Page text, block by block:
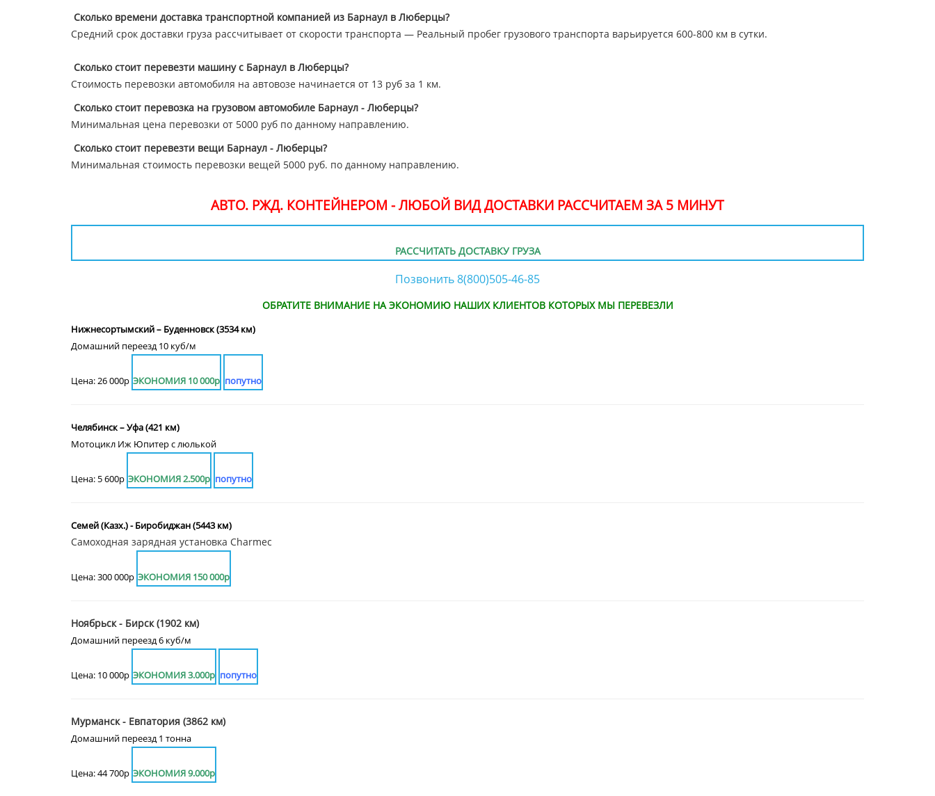
Сколько времени доставка транспортной компанией из Барнаул в Люберцы?
Средний срок доставки груза рассчитывает от скорости транспорта — Реальный пробег грузового транспорта варьируется 600-800 км в сутки.
Сколько стоит перевезти машину с Барнаул в Люберцы?
Стоимость перевозки автомобиля на автовозе начинается от 13 руб за 1 км.
Сколько стоит перевозка на грузовом автомобиле Барнаул - Люберцы?
Минимальная цена перевозки от 5000 руб по данному направлению.
Сколько стоит перевезти вещи Барнаул - Люберцы?
Минимальная стоимость перевозки вещей 5000 руб. по данному направлению.
АВТО. РЖД. КОНТЕЙНЕРОМ - ЛЮБОЙ ВИД ДОСТАВКИ РАССЧИТАЕМ ЗА 5 МИНУТ
РАССЧИТАТЬ ДОСТАВКУ ГРУЗА
Позвонить 8(800)505-46-85
ОБРАТИТЕ ВНИМАНИЕ НА ЭКОНОМИЮ НАШИХ КЛИЕНТОВ КОТОРЫХ МЫ ПЕРЕВЕЗЛИ
Нижнесортымский – Буденновск (3534 км)
Домашний переезд 10 куб/м
Цена: 26 000р ЭКОНОМИЯ 10 000р попутно
Челябинск – Уфа (421 км)
Мотоцикл Иж Юпитер с люлькой
Цена: 5 600р ЭКОНОМИЯ 2.500р попутно
Семей (Казх.) - Биробиджан (5443 км)
Самоходная зарядная установка Charmec
Цена: 300 000р ЭКОНОМИЯ 150 000р
Ноябрьск - Бирск (1902 км)
Домашний переезд 6 куб/м
Цена: 10 000р ЭКОНОМИЯ 3.000р попутно
Мурманск - Евпатория (3862 км)
Домашний переезд 1 тонна
Цена: 44 700р ЭКОНОМИЯ 9.000р